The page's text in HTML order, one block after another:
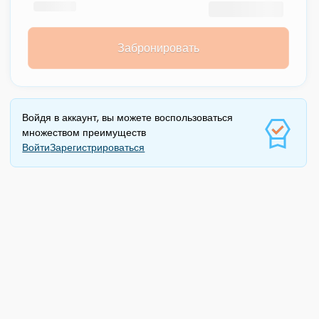
Забронировать
Войдя в аккаунт, вы можете воспользоваться
множеством преимуществ
ВойтиЗарегистрироваться